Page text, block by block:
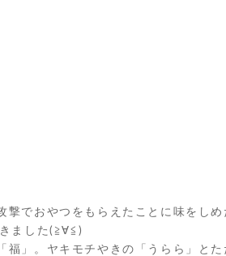
でおやつをもらえたことに味をしめ
ました(≧∀≦)
」。ヤキモチやきの「うらら」とた